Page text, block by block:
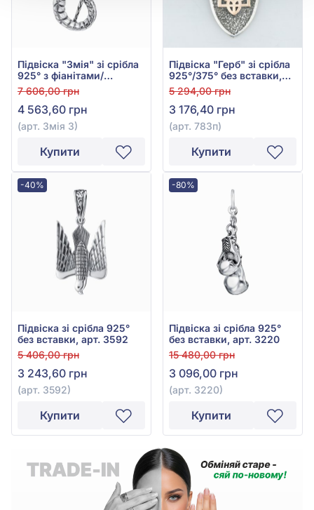
Підвіска "Змія" зі срібла
925° з фіанітами/
куб.цирконієм, арт. Змія
3
7 606,00 грн
4 563,60 грн
(арт. Змія 3)
Купити
Підвіска "Герб" зі срібла
925°/375° без вставки,
арт. 783п
5 294,00 грн
3 176,40 грн
(арт. 783п)
Купити
-40%
Підвіска зі срібла 925°
без вставки, арт. 3592
5 406,00 грн
3 243,60 грн
(арт. 3592)
Купити
-80%
Підвіска зі срібла 925°
без вставки, арт. 3220
15 480,00 грн
3 096,00 грн
(арт. 3220)
Купити